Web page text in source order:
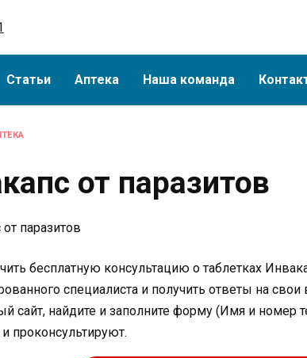
Статьи Аптека Наша команда
от паразитов
бесплатную консультацию о таблетках
специалиста и получить ответы на
сайт, найдите и заполните форму (Имя и номер
проконсультируют.